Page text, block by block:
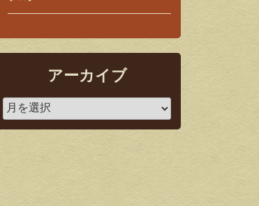
アーカイブ